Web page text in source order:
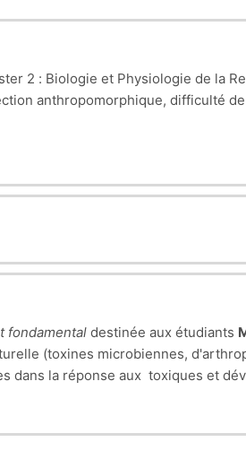
2 : Biologie et Physiologie de la
anthropomorphique, difficulté
fondamental destinée aux étudiants
(toxines microbiennes,
dans la réponse aux toxiques et
étudiée sur les organismes